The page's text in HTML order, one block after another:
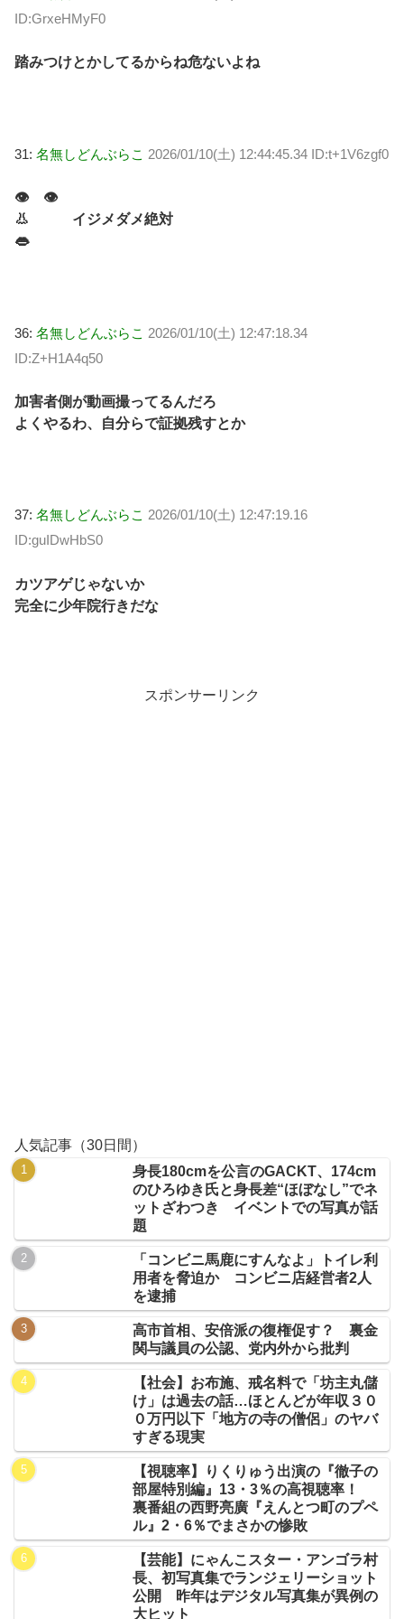
ID:GrxeHMyF0
踏みつけとかしてるからね危ないよね
31: 名無しどんぶらこ 2026/01/10(土) 12:44:45.34 ID:t+1V6zgf0
👁 👁
👃 イジメダメ絶対
👄
36: 名無しどんぶらこ 2026/01/10(土) 12:47:18.34
ID:Z+H1A4q50
加害者側が動画撮ってるんだろ
よくやるわ、自分らで証拠残すとか
37: 名無しどんぶらこ 2026/01/10(土) 12:47:19.16
ID:guIDwHbS0
カツアゲじゃないか
完全に少年院行きだな
スポンサーリンク
人気記事（30日間）
身長180cmを公言のGACKT、174cm
のひろゆき氏と身長差“ほぼなし”でネ
ットざわつき イベントでの写真が話
題
「コンビニ馬鹿にすんなよ」トイレ利
用者を脅迫か コンビニ店経営者2人
を逮捕
高市首相、安倍派の復権促す？ 裏金
関与議員の公認、党内外から批判
【社会】お布施、戒名料で「坊主丸儲
け」は過去の話…ほとんどが年収３０
０万円以下「地方の寺の僧侶」のヤバ
すぎる現実
【視聴率】りくりゅう出演の『徹子の
部屋特別編』13・3％の高視聴率！
裏番組の西野亮廣『えんとつ町のプペ
ル』2・6％でまさかの惨敗
【芸能】にゃんこスター・アンゴラ村
長、初写真集でランジェリーショット
公開 昨年はデジタル写真集が異例の
大ヒット